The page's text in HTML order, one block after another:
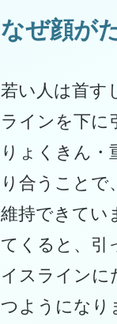
なぜ顔が
若い人は首す
ラインを下に
りょくきん・
り合うことで
維持できてい
てくると、引
イスラインに
つようになり